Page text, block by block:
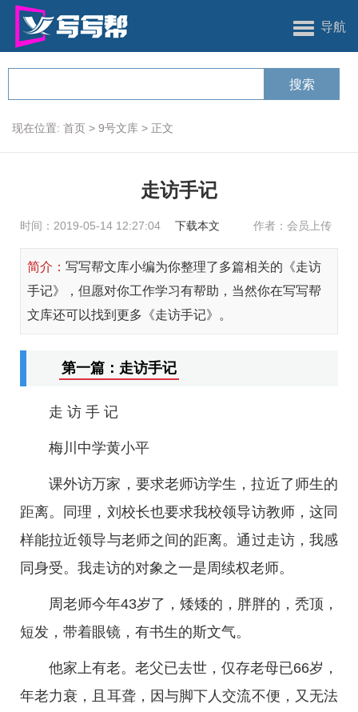
导航
现在位置: 首页 > 9号文库 > 正文
走访手记
时间：2019-05-14 12:27:04 下载本文 作者：会员上传
简介： 写写帮文库小编为你整理了多篇相关的《走访
手记》，但愿对你工作学习有帮助，当然你在写写帮
文库还可以找到更多《走访手记》。
第一篇：走访手记
走 访 手 记
梅川中学黄小平
课外访万家，要求老师访学生，拉近了师生的
距离。同理，刘校长也要求我校领导访教师，这同
样能拉近领导与老师之间的距离。通过走访，我感
同身受。我走访的对象之一是周续权老师。
周老师今年43岁了，矮矮的，胖胖的，秃顶，
短发，带着眼镜，有书生的斯文气。
他家上有老。老父已去世，仅存老母已66岁，
年老力衰，且耳聋，因与脚下人交流不便，又无法